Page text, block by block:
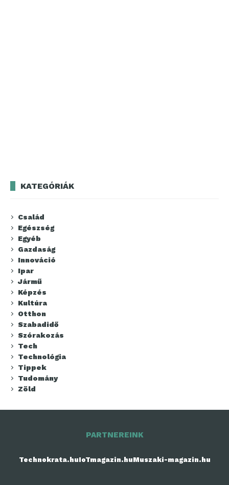
KATEGÓRIÁK
Család
Egészség
Egyéb
Gazdaság
Innováció
Ipar
Jármű
Képzés
Kultúra
Otthon
Szabadidő
Szórakozás
Tech
Technológia
Tippek
Tudomány
Zöld
PARTNEREINK
Technokrata.huIoTmagazin.huMuszaki-magazin.hu